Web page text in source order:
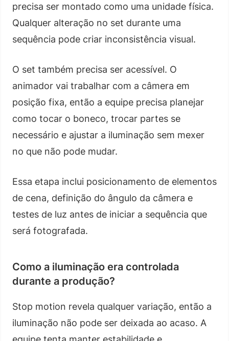
precisa ser montado como uma unidade física.
Qualquer alteração no set durante uma
sequência pode criar inconsistência visual.
O set também precisa ser acessível. O
animador vai trabalhar com a câmera em
posição fixa, então a equipe precisa planejar
como tocar o boneco, trocar partes se
necessário e ajustar a iluminação sem mexer
no que não pode mudar.
Essa etapa inclui posicionamento de elementos
de cena, definição do ângulo da câmera e
testes de luz antes de iniciar a sequência que
será fotografada.
Como a iluminação era controlada
durante a produção?
Stop motion revela qualquer variação, então a
iluminação não pode ser deixada ao acaso. A